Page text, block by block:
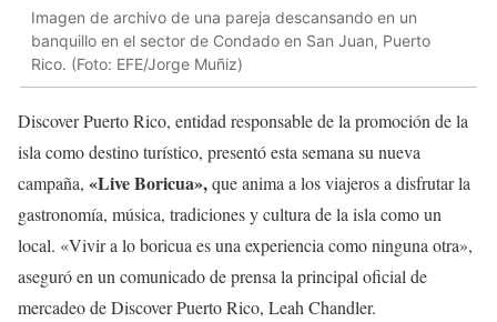
Imagen de archivo de una pareja descansando en un
banquillo en el sector de Condado en San Juan, Puerto
Rico. (Foto: EFE/Jorge Muñiz)
Discover Puerto Rico, entidad responsable de la promoción de la
isla como destino turístico, presentó esta semana su nueva
campaña, «Live Boricua»,que anima a los viajeros a disfrutar la
gastronomía, música, tradiciones y cultura de la isla como un
local. «Vivir a lo boricua es una experiencia como ninguna otra»,
aseguró en un comunicado de prensa la principal oficial de
mercadeo de Discover Puerto Rico, Leah Chandler.